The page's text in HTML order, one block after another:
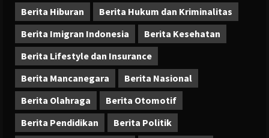
Berita Hiburan
Berita Hukum dan Kriminalitas
Berita Imigran Indonesia
Berita Kesehatan
Berita Lifestyle dan Insurance
Berita Mancanegara
Berita Nasional
Berita Olahraga
Berita Otomotif
Berita Pendidikan
Berita Politik